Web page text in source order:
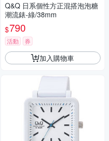
Q&Q 日系個性方正混搭泡泡糖
潮流錶-綠/38mm
$790
活動 券
加入購物車